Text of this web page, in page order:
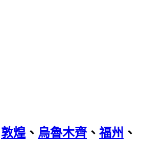
敦煌 、 烏魯木齊、 福州 、